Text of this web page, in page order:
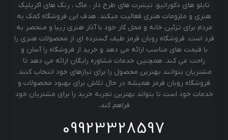
تابلو های دکوراتیو، تیشرت های طرح دار ، ماگ ، رنگ های اکریلیک
هنری و ملزومات هنری فعالیت میکند. هدف این فروشگاه کمک به
مردم برای تزئین خانه و محل کار خود با آثار هنری زیبا و منحصر به
فرد است. فروشگاه روبان قرمز طیف گسترده ای از محصولات هنری را
با قیمت های مناسب ارائه می دهد و خرید از فروشگاه را آسان و
راحت می کند. همچنین خدمات مشاوره رایگان ارائه می دهد تا
مشتریان بتوانند بهترین محصول را برای نیازهای خود انتخاب کنند.
فروشگاه روبان قرمز همیشه در حال تلاش برای بهبود محصولات و
خدمات خود است تا بتواند بهترین تجربه خرید را برای مشتریان خود
فراهم کند.
09923328597